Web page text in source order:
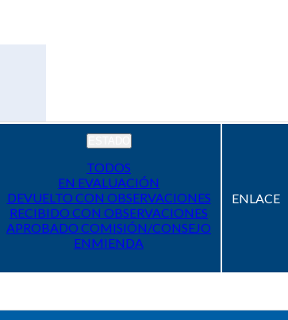
TODOS
EN EVALUACIÓN
DEVUELTO CON OBSERVACIONES
RECIBIDO CON OBSERVACIONES
APROBADO COMISIÓN/CONSEJO
ENMIENDA
ENLACE